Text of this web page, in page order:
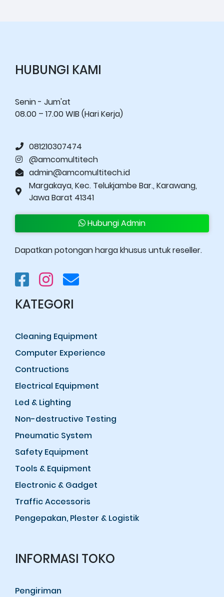
HUBUNGI KAMI
Senin - Jum'at
08.00 – 17.00 WIB (Hari Kerja)
081210307474
@amcomultitech
admin@amcomultitech.id
Margakaya, Kec. Telukjambe Bar., Karawang,
Jawa Barat 41341
Hubungi Admin
Dapatkan potongan harga khusus untuk reseller.
KATEGORI
Cleaning Equipment
Computer Experience
Contructions
Electrical Equipment
Led & Lighting
Non-destructive Testing
Pneumatic System
Safety Equipment
Tools & Equipment
Electronic & Gadget
Traffic Accessoris
Pengepakan, Plester & Logistik
INFORMASI TOKO
Pengiriman